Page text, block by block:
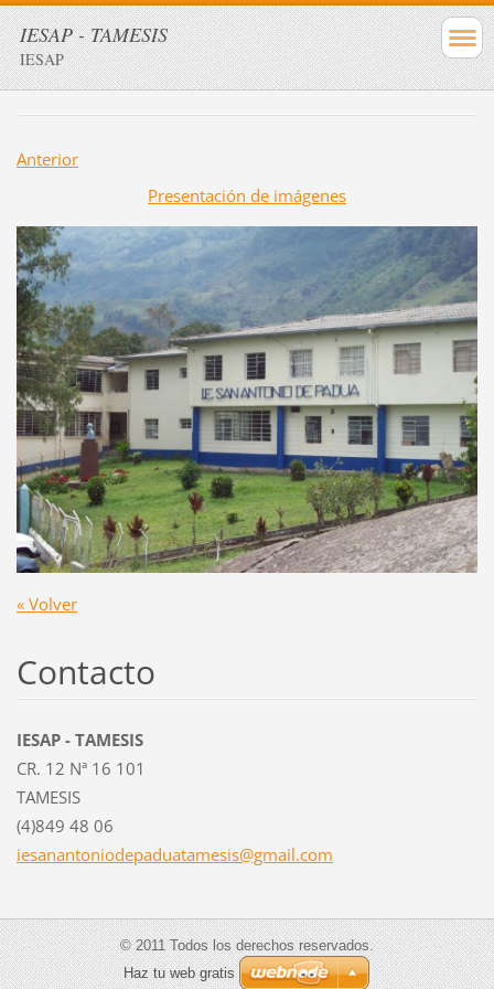
IESAP - TAMESIS
IESAP
Anterior
Presentación de imágenes
« Volver
Contacto
IESAP - TAMESIS
CR. 12 Nª 16 101
TAMESIS
(4)849 48 06
iesanantoniodepaduatamesis@gmail.com
© 2011 Todos los derechos reservados.
Haz tu web gratis